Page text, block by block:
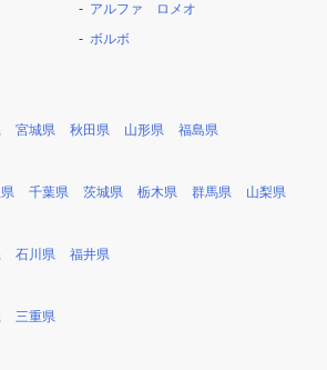
アルファ ロメオ
ボルボ
宮城県 秋田県 山形県 福島県
千葉県 茨城県 栃木県 群馬県 山梨県
石川県 福井県
三重県